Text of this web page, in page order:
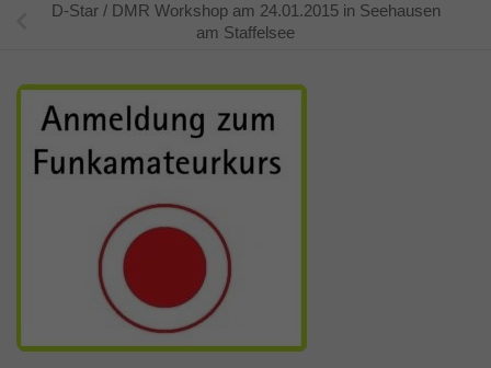
D-Star / DMR Workshop am 24.01.2015 in Seehausen
am Staffelsee